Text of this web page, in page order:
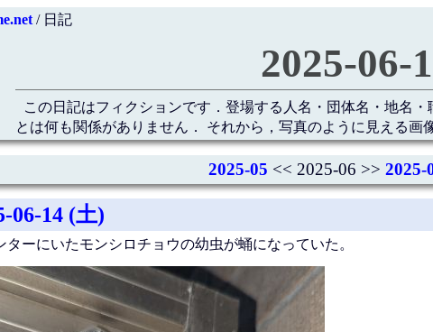
/ 日記
2025-06-
この日記はフィクションです．登場する人名・団体名・地名
とは何も関係がありません． それから，写真のように見える画
2025-05 << 2025-06 >> 2025-
06-14 (土)
ターにいたモンシロチョウの幼虫が蛹になっていた。